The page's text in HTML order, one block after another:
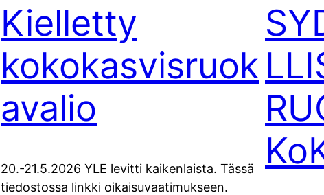
Kielletty
kokokasvisruok
avalio
20.-21.5.2026 YLE levitti kaikenlaista. Tässä
tiedostossa linkki oikaisuvaatimukseen.